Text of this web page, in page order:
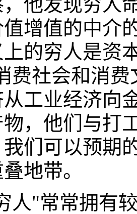
增值的中介
的穷人是资
费社会和消
工业经济向
，他们与打
们可以预期
地带。
人"常常拥有